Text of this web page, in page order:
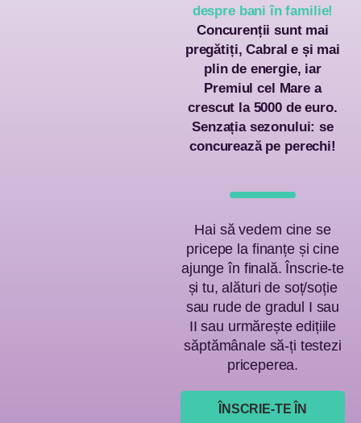
despre bani în familie!
Concurenții sunt mai
pregătiți, Cabral e și mai
plin de energie, iar
Premiul cel Mare a
crescut la 5000 de euro.
Senzația sezonului: se
concurează pe perechi!
Hai să vedem cine se
pricepe la ﬁnanțe și cine
ajunge în ﬁnală. Înscrie-te
și tu, alături de soț/soție
sau rude de gradul I sau
II sau urmăreșteedițiile
săptămânale să-ți testezi
priceperea.
ÎNSCRIE-TE ÎN